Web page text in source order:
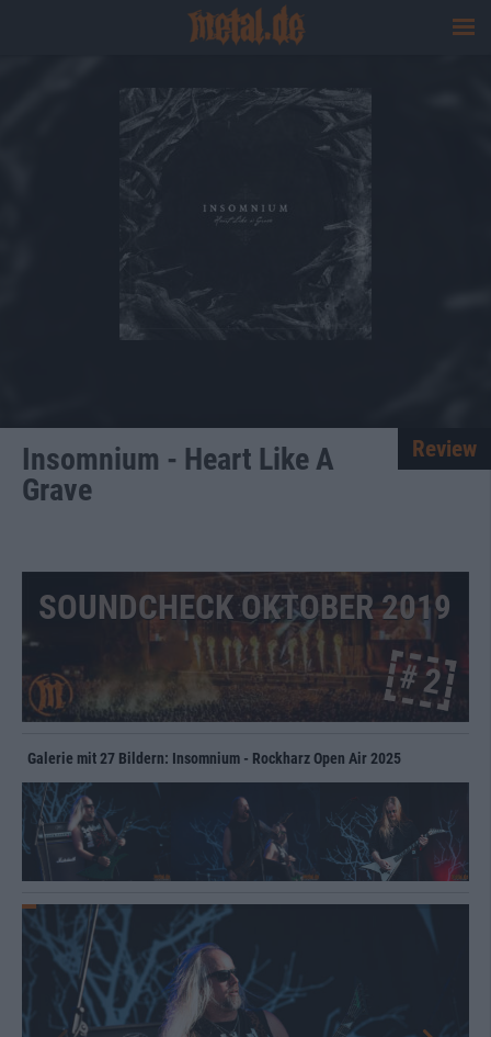
Insomnium - Heart Like A
Grave
Review
SOUNDCHECK OKTOBER 2019
# 2
Galerie mit 27 Bildern: Insomnium - Rockharz Open Air 2025